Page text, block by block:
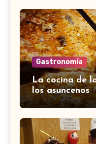
Gastronomía
La cocina de
los asuncenos